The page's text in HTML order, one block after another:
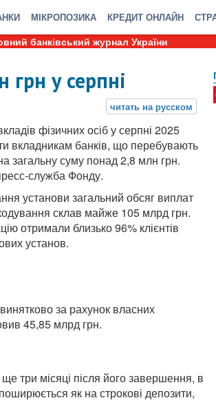
МІКРОПОЗИКА КРЕДИТ ОНЛАЙН
банківський журнал України
у серпні
фізичних осіб у серпні 2025
вкладникам банків, що перебувають
на загальну суму понад 2,8 млн грн.
служба Фонду.
установи загальний обсяг виплат
склав майже 105 млрд грн.
отримали близько 96% клієнтів
установ.
за рахунок власних
45,85 млрд грн.
три місяці після його завершення, в
як на строкові депозити,